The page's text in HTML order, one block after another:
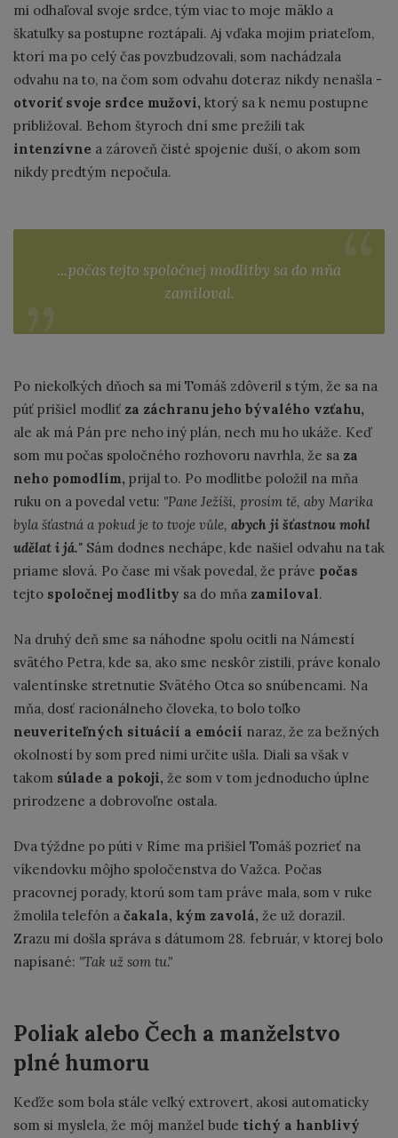
mi odhaľoval svoje srdce, tým viac to moje mäklo a
škatuľky sa postupne roztápali. Aj vďaka mojim priateľom,
ktorí ma po celý čas povzbudzovali, som nachádzala
odvahu na to, na čom som odvahu doteraz nikdy nenašla -
otvoriť svoje srdce mužovi, ktorý sa k nemu postupne
približoval. Behom štyroch dní sme prežili tak
intenzívne a zároveň čisté spojenie duší, o akom som
nikdy predtým nepočula.
...počas tejto spoločnej modlitby sa do mňa
zamiloval.
Po niekoľkých dňoch sa mi Tomáš zdôveril s tým, že sa na
púť prišiel modliť za záchranu jeho bývalého vzťahu,
ale ak má Pán pre neho iný plán, nech mu ho ukáže. Keď
som mu počas spoločného rozhovoru navrhla, že sa za
neho pomodlím, prijal to. Po modlitbe položil na mňa
ruku on a povedal vetu: "Pane Ježíši, prosím tě, aby Marika
byla šťastná a pokud je to tvoje vůle, abych ji šťastnou mohl
udělat i já." Sám dodnes nechápe, kde našiel odvahu na tak
priame slová. Po čase mi však povedal, že práve počas
tejto spoločnej modlitby sa do mňa zamiloval.
Na druhý deň sme sa náhodne spolu ocitli na Námestí
svätého Petra, kde sa, ako sme neskôr zistili, práve konalo
valentínske stretnutie Svätého Otca so snúbencami. Na
mňa, dosť racionálneho človeka, to bolo toľko
neuveriteľných situácií a emócií naraz, že za bežných
okolností by som pred nimi určite ušla. Diali sa však v
takom súlade a pokoji, že som v tom jednoducho úplne
prirodzene a dobrovoľne ostala.
Dva týždne po púti v Ríme ma prišiel Tomáš pozrieť na
víkendovku môjho spoločenstva do Važca. Počas
pracovnej porady, ktorú som tam práve mala, som v ruke
žmolila telefón a čakala, kým zavolá, že už dorazil.
Zrazu mi došla správa s dátumom 28. február, v ktorej bolo
napísané: "Tak už som tu."
Poliak alebo Čech a manželstvo
plné humoru
Keďže som bola stále veľký extrovert, akosi automaticky
som si myslela, že môj manžel bude tichý a hanblivý